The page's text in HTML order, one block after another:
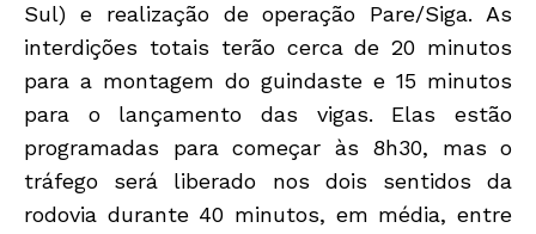
Sul) e realização de operação Pare/Siga. As
interdições totais terão cerca de 20 minutos
para a montagem do guindaste e 15 minutos
para o lançamento das vigas. Elas estão
programadas para começar às 8h30, mas o
tráfego será liberado nos dois sentidos da
rodovia durante 40 minutos, em média, entre